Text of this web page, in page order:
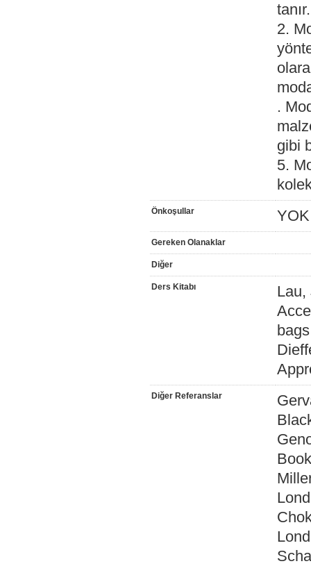
tanır.
2.
.
gibi
5.
Önkoşullar YOK
Gereken Olanaklar
Diğer
Ders Kitabı
Lau,
Diğer Referanslar